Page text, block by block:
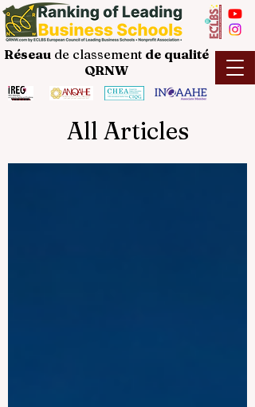
Réseau de classement de qualité
QRNW
All Articles